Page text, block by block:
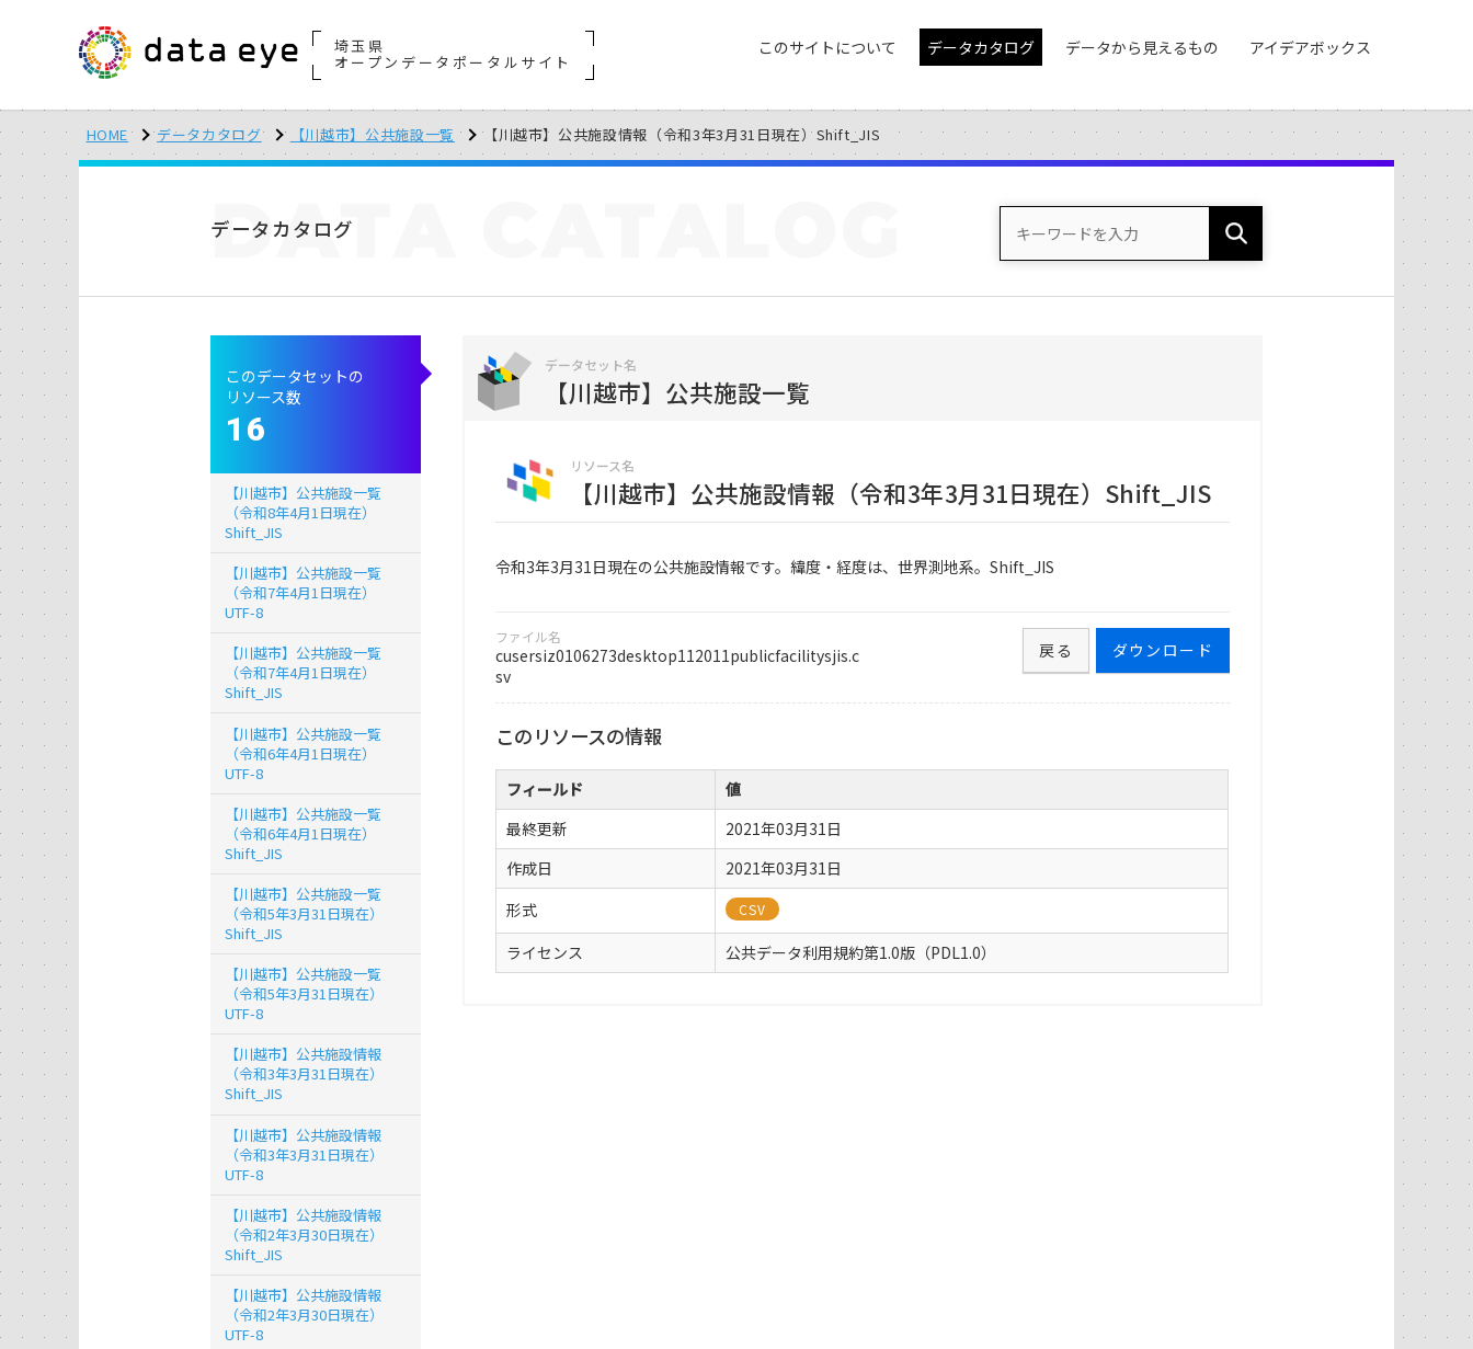
埼玉県
オープンデータポータルサイト
このサイトについて データカタログ データから見えるもの アイデアボックス
HOME データカタログ 【川越市】公共施設一覧 【川越市】公共施設情報（令和3年3月31日現在）Shift_JIS
データカタログ
DATA
データセット名
【川越市】公共施設一覧
リソース名
【川越市】公共施設情報（令和3年3月31日現在）Shift_JIS
令和3年3月31日現在の公共施設情報です。緯度・経度は、世界測地系。Shift_JIS
ファイル名
cusersiz0106273desktop112011publicfacilitysjis.c
sv
ダウンロード
戻る
このリソースの情報
フィールド
値
最終更新
2021年03月31日
作成日
2021年03月31日
形式
CSV
ライセンス 公共データ利用規約第1.0版（PDL1.0）
このデータセットの
リソース数
16
【川越市】公共施設一覧
（令和8年4月1日現在）
Shift_JIS
【川越市】公共施設一覧
（令和7年4月1日現在）
UTF-8
【川越市】公共施設一覧
（令和7年4月1日現在）
Shift_JIS
【川越市】公共施設一覧
（令和6年4月1日現在）
UTF-8
【川越市】公共施設一覧
（令和6年4月1日現在）
Shift_JIS
【川越市】公共施設一覧
（令和5年3月31日現在）
Shift_JIS
【川越市】公共施設一覧
（令和5年3月31日現在）
UTF-8
【川越市】公共施設情報
（令和3年3月31日現在）
Shift_JIS
【川越市】公共施設情報
（令和3年3月31日現在）
UTF-8
【川越市】公共施設情報
（令和2年3月30日現在）
Shift_JIS
【川越市】公共施設情報
（令和2年3月30日現在）
UTF-8